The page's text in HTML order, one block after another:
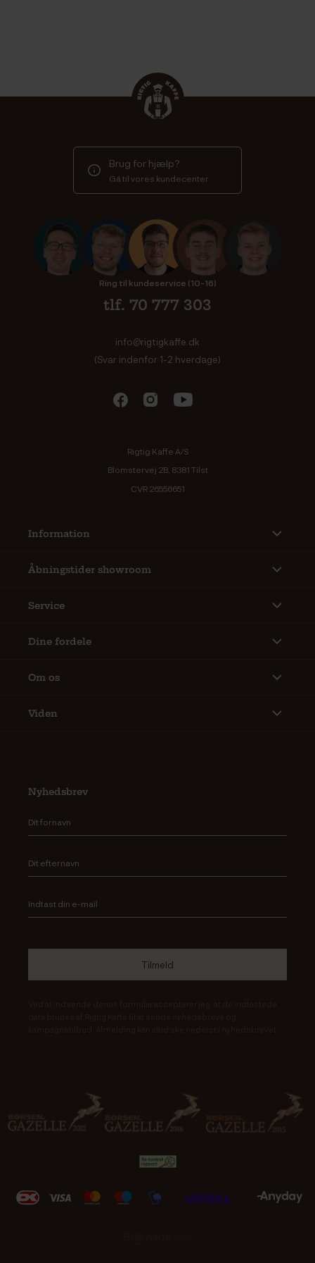
Brug for hjælp?
Gå til vores kundecenter
Ring til kundeservice (10-16)
tlf. 70 777 303
info@rigtigkaffe.dk
(Svar indenfor 1-2 hverdage)
Rigtig Kaffe A/S
Blomstervej 2B, 8381 Tilst
CVR 26556651
Information
Åbningstider showroom
Service
Dine fordele
Om os
Viden
Nyhedsbrev